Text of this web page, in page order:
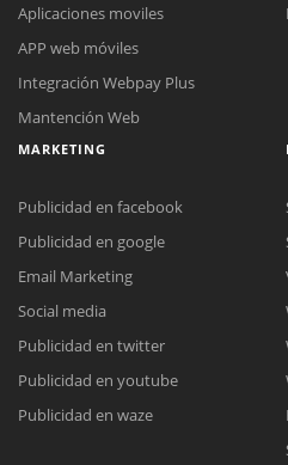
Reunión
Meet para la
Chat
Todos nuestros ejecutivos están
Aplicaciones moviles
APP web móviles
Integración Webpay Plus
Mantención Web
MARKETING
Publicidad en facebook
Publicidad en google
Email Marketing
Social media
Publicidad en twitter
Publicidad en youtube
Publicidad en waze